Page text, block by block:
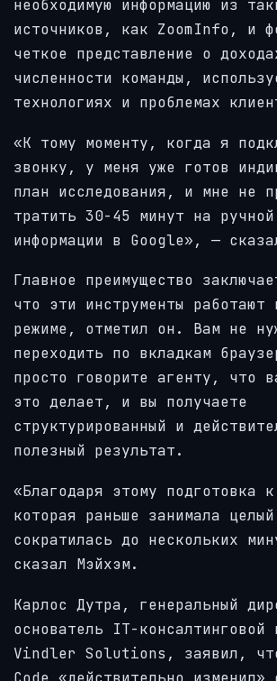
необходимую информацию из
источников, как ZoomInfo, и
четкое представление о
численности команды,
технологиях и проблемах
«К тому моменту, когда я
звонку, у меня уже готов
план исследования, и мне не
тратить 30-45 минут на
информации в Google», —
Главное преимущество
что эти инструменты работают
режиме, отметил он. Вам не
переходить по вкладкам
просто говорите агенту, что
это делает, и вы получаете
структурированный и
полезный результат.
«Благодаря этому подготовка
которая раньше занимала
сократилась до нескольких
сказал Мэйхэм.
Карлос Дутра, генеральный
основатель IT-консалтинговой
Vindler Solutions, заявил,